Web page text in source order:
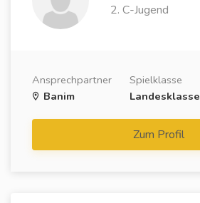
2. C-Jugend
Ansprechpartner
Banim
Spielklasse
Landesklasse
Zum Profil